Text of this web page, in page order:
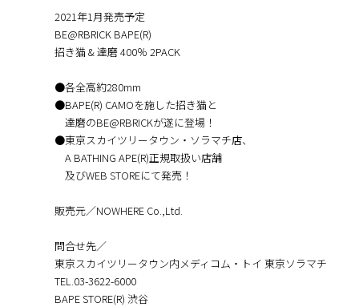
2021年1月発売予定
BE@RBRICK BAPE(R)
招き猫 & 達磨 400％ 2PACK
●各全高約280mm
●BAPE(R) CAMOを施した招き猫と
達磨のBE@RBRICKが遂に登場！
●東京スカイツリータウン・ソラマチ店、
A BATHING APE(R)正規取扱い店舗
及びWEB STOREにて発売！
販売元／NOWHERE Co.,Ltd.
問合せ先／
東京スカイツリータウン内メディコム・トイ 東京ソラマチ
TEL.03-3622-6000
BAPE STORE(R) 渋谷